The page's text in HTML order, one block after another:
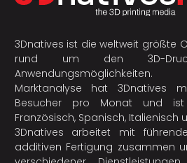
3Dnatives ist die weltweit größte
rund um den 3D-
Marktanalyse hat 3Dnatives
Besucher pro Monat und ist
Französisch, Spanisch, Italienisch
3Dnatives arbeitet mit
additiven Fertigung zusammen